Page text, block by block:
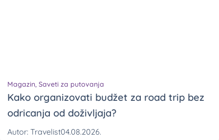
Magazin, Saveti za putovanja
Kako organizovati budžet za road trip bez
odricanja od doživljaja?
Autor: Travelist04.08.2026.